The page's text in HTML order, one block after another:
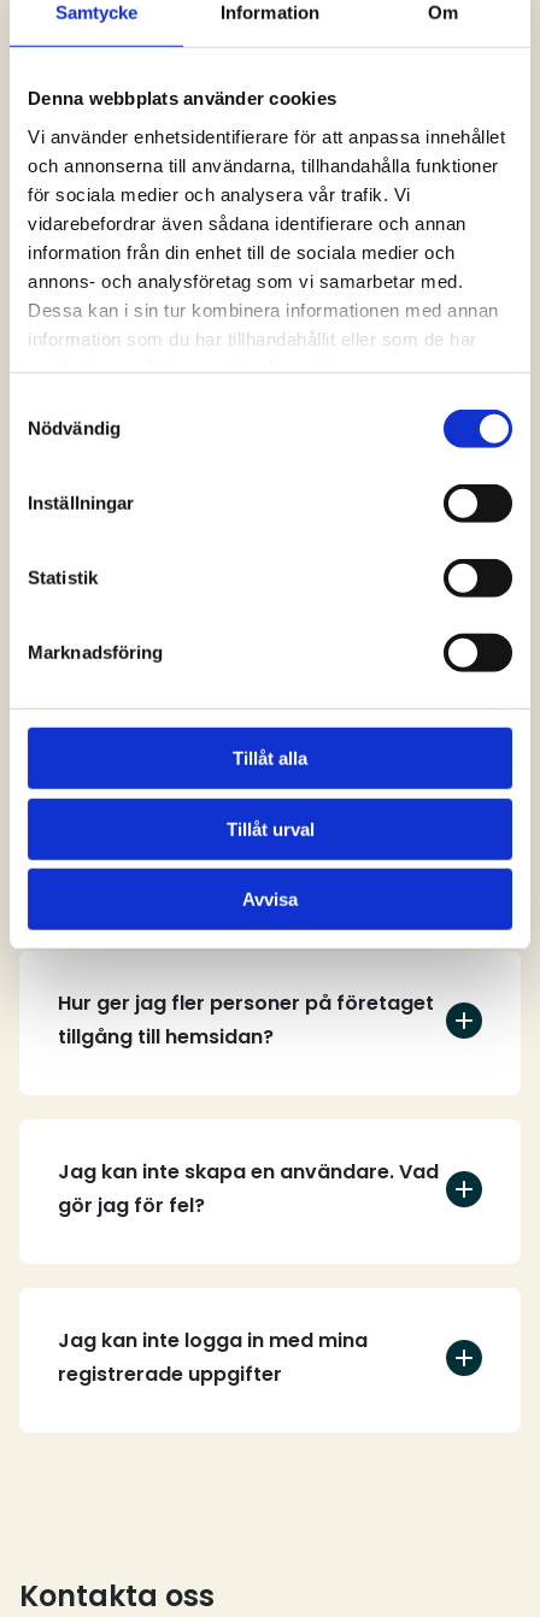
Samtycke Information Om
Denna webbplats använder cookies
Vi använder enhetsidentifierare för att anpassa innehållet
och annonserna till användarna, tillhandahålla funktioner
för sociala medier och analysera vår trafik. Vi
vidarebefordrar även sådana identifierare och annan
information från din enhet till de sociala medier och
annons- och analysföretag som vi samarbetar med.
Dessa kan i sin tur kombinera informationen med annan
information som du har tillhandahållit eller som de har
Nödvändig
Inställningar
Statistik
Marknadsföring
Tillåt alla
Tillåt urval
Avvisa
Logga in och ta del av allt som vår hemsida
har att erbjuda. Saknar du dina uppgifter?
lösenord” alternativt kontakta oss så hjälper
vi dig!
Logga in
Vanliga frågor och
hemsidan?
Hur skapar jag ett användarkonto?
Hur ger jag fler personer på företaget
tillgång till hemsidan?
Jag kan inte skapa en användare. Vad
gör jag för fel?
Jag kan inte logga in med mina
registrerade uppgifter
Kontakta oss